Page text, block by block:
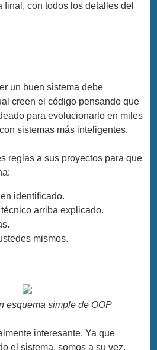
final, con todos los detalles del
un buen sistema debe
creen el código pensando que
para evolucionarlo en miles
sistemas más inteligentes.
reglas a sus proyectos para que
identificado.
arriba explicado.
mismos.
esquema simple de OOP
interesante. Ya que
el sistema, somos a su vez,